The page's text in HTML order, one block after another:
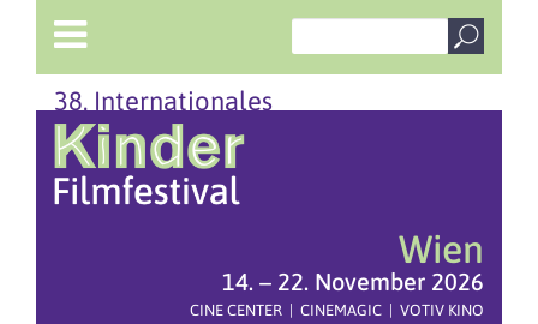
38. Internationales
Wien
14. – 22. November 2026
CINE CENTER | CINEMAGIC | VOTIV KINO